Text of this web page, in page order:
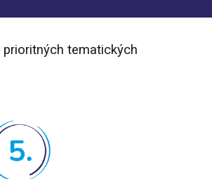
tematických